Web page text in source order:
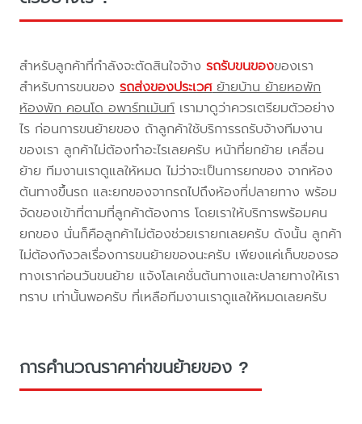
สำหรับลูกค้าที่กำลังจะตัดสินใจจ้างรถรับขนของของเรา
สำหรับการขนของรถส่งของประเวศย้ายบ้าน ย้ายหอพัก
ห้องพัก คอนโด อพาร์ทเม้นท์เรามาดูว่าควรเตรียมตัวอย่าง
ไร ก่อนการขนย้ายของ ถ้าลูกค้าใช้บริการรถรับจ้างทีมงาน
ของเรา ลูกค้าไม่ต้องทำอะไรเลยครับ หน้าที่ยกย้าย เคลื่อน
ย้าย ทีมงานเราดูแลให้หมด ไม่ว่าจะเป็นการยกของ จากห้อง
ต้นทางขึ้นรถ และยกของจากรถไปถึงห้องที่ปลายทาง พร้อม
จัดของเข้าที่ตามที่ลูกค้าต้องการ โดยเราให้บริการพร้อมคน
ยกของ นั่นก็คือลูกค้าไม่ต้องช่วยเรายกเลยครับ ดังนั้น ลูกค้า
ไม่ต้องกังวลเรื่องการขนย้ายของนะครับ เพียงแค่เก็บของรอ
ทางเราก่อนวันขนย้าย แจ้งโลเคชั่นต้นทางและปลายทางให้เรา
ทราบ เท่านั้นพอครับ ที่เหลือทีมงานเราดูแลให้หมดเลยครับ
การคำนวณราคาค่าขนย้ายของ ?